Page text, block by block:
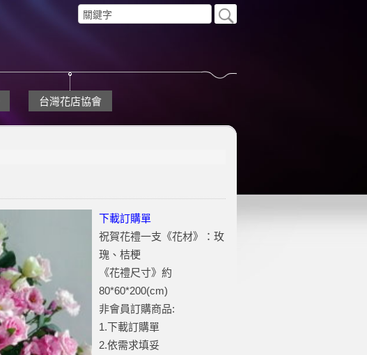
台灣花店協會
下載訂購單
祝賀花禮一支《花材》：玫
瑰、桔梗
《花禮尺寸》約
80*60*200(cm)
非會員訂購商品:
1.下載訂購單
2.依需求填妥